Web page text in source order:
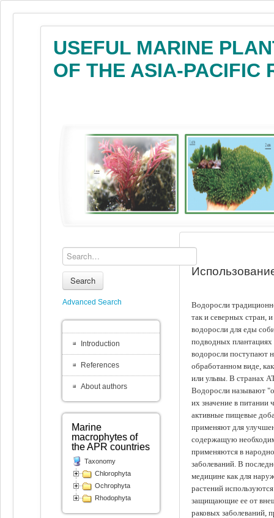
USEFUL MARINE
OF THE ASIA-PACIFIC
Водоросли
так и северных стран,
водоросли для еды
подводных
водоросли поступают
обработанном виде,
или ульвы. В странах
Водоросли называют
их значение в питании
активные пищевые
применяют для
содержащую
применяются в
заболеваний. В
медицине как для
растений
защищающие ее от
раковых заболеваний,
Search
Advanced Search
Introduction
References
About authors
Marine
macrophytes of
the APR countries
Taxonomy
Chlorophyta
Ochrophyta
Rhodophyta